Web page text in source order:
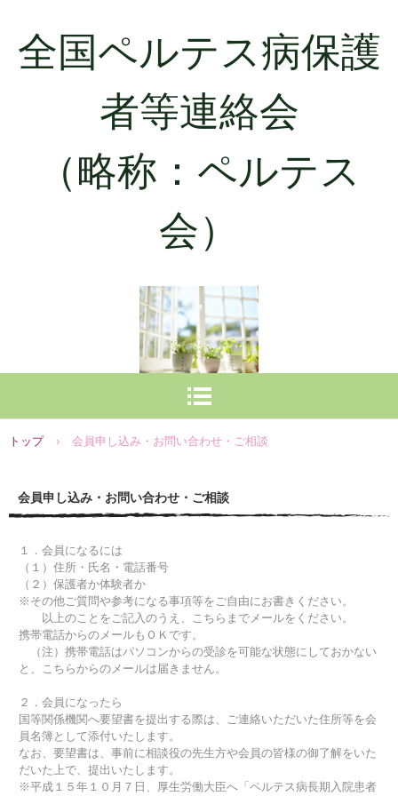
全国ペルテス病保護
者等連絡会
（略称：ペルテス
会）
トップ › 会員申し込み・お問い合わせ・ご相談
会員申し込み・お問い合わせ・ご相談
１．会員になるには
（１）住所・氏名・電話番号
（２）保護者か体験者か
※その他ご質問や参考になる事項等をご自由にお書きください。
以上のことをご記入のうえ、こちらまでメールをください。
携帯電話からのメールもＯＫです。
（注）携帯電話はパソコンからの受診を可能な状態にしておかない
と、こちらからのメールは届きません。
２．会員になったら
国等関係機関へ要望書を提出する際は、ご連絡いただいた住所等を会
員名簿として添付いたします。
なお、要望書は、事前に相談役の先生方や会員の皆様の御了解をいた
だいた上で、提出いたします。
※平成１５年１０月７日、厚生労働大臣へ「ペルテス病長期入院患者